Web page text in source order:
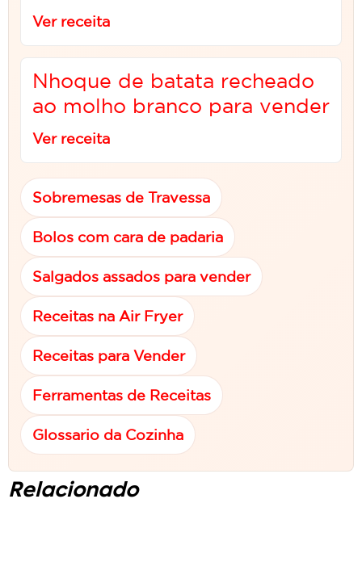
Ver receita
Nhoque de batata recheado
ao molho branco para vender
Ver receita
Sobremesas de Travessa
Bolos com cara de padaria
Salgados assados para vender
Receitas na Air Fryer
Receitas para Vender
Ferramentas de Receitas
Glossario da Cozinha
Relacionado